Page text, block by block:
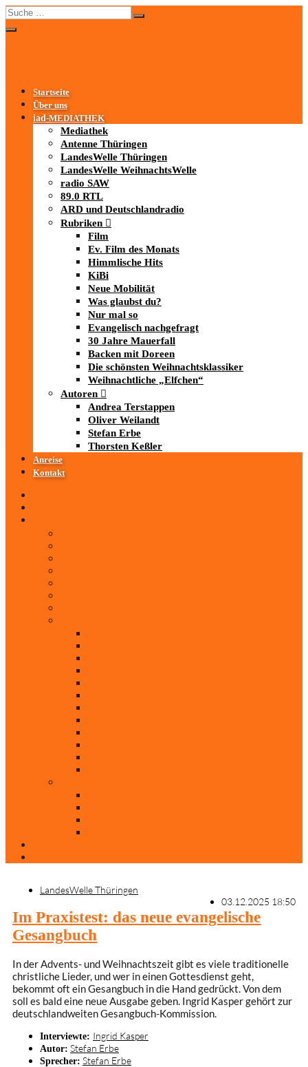
Startseite
Über uns
iad-MEDIATHEK
Mediathek
Antenne Thüringen
LandesWelle Thüringen
LandesWelle WeihnachtsWelle
radio SAW
89.0 RTL
ARD und Deutschlandradio
Rubriken
Film
Ev. Film des Monats
Himmlische Hits
KiBi
Neue Mobilität
Was glaubst du?
Nur mal so
Evangelisch nachgefragt
30 Jahre Mauerfall
Backen mit Doreen
Die schönsten Weihnachtsklassiker
Weihnachtliche „Elfchen“
Autoren
Andrea Terstappen
Oliver Weilandt
Stefan Erbe
Thorsten Keßler
Anreise
Kontakt
LandesWelle Thüringen
03.12.2025 18:50
Im Praxistest: das neue evangelische
Gesangbuch
In der Advents- und Weihnachtszeit gibt es viele traditionelle
christliche Lieder, und wer in einen Gottesdienst geht,
bekommt oft ein Gesangbuch in die Hand gedrückt. Von dem
soll es bald eine neue Ausgabe geben. Ingrid Kasper gehört zur
deutschlandweiten Gesangbuch-Kommission.
Interviewte: Ingrid Kasper
Autor: Stefan Erbe
Sprecher: Stefan Erbe